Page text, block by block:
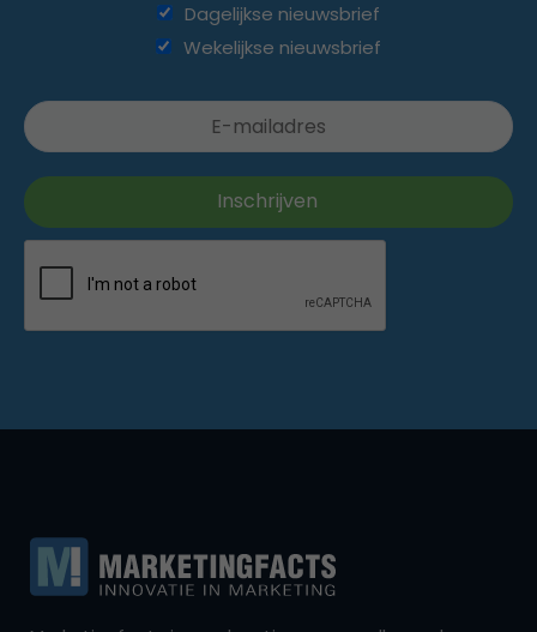
Dagelijkse nieuwsbrief
Wekelijkse nieuwsbrief